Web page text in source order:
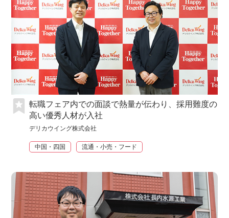
転職フェア内での面談で熱量が伝わり、採用難度の
高い優秀人材が入社
デリカウイング株式会社
中国・四国 流通・小売・フード